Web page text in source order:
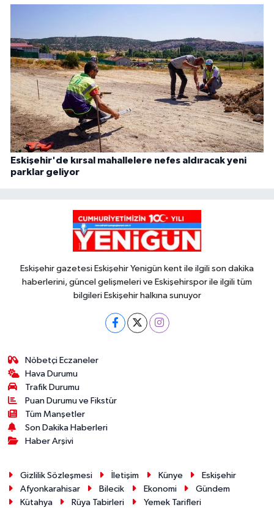
Eskişehir'de kırsal mahallelere nefes aldıracak yeni
parklar geliyor
Eskişehir gazetesi Eskişehir Yenigün kent ile ilgili son dakika
haberlerini, güncel gelişmeleri ve Eskişehirspor ile ilgili tüm
bilgileri Eskişehir halkına sunuyor
Nöbetçi Eczaneler
Hava Durumu
Trafik Durumu
Puan Durumu ve Fikstür
Tüm Manşetler
Son Dakika Haberleri
Haber Arşivi
Gizlilik Sözleşmesi İletişim Künye
Eskişehir
Afyonkarahisar
Bilecik Ekonomi
Gündem
Kütahya
Rüya Tabirleri Yemek Tarifleri